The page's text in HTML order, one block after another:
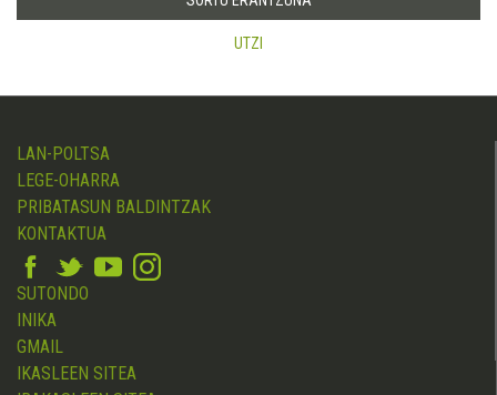
UTZI
LAN-POLTSA
LEGE-OHARRA
PRIBATASUN BALDINTZAK
KONTAKTUA
SUTONDO
INIKA
GMAIL
IKASLEEN SITEA